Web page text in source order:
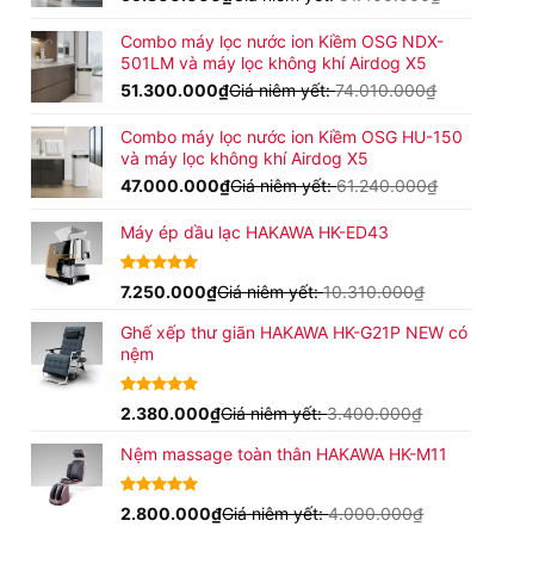
Combo máy lọc nước ion Kiềm OSG NDX-
501LM và máy lọc không khí Airdog X5
51.300.000₫Giá niêm yết:74.010.000₫
Combo máy lọc nước ion Kiềm OSG HU-150
và máy lọc không khí Airdog X5
47.000.000₫Giá niêm yết:61.240.000₫
Máy ép dầu lạc HAKAWA HK-ED43
4.80trên 5
15
đánh giá
7.250.000₫Giá niêm yết:10.310.000₫
Ghế xếp thư giãn HAKAWA HK-G21P NEW có
nệm
4.93trên 5
15
đánh giá
2.380.000₫Giá niêm yết:3.400.000₫
Nệm massage toàn thân HAKAWA HK-M11
4.63trên
16
2.800.000₫Giá niêm yết:4.000.000₫